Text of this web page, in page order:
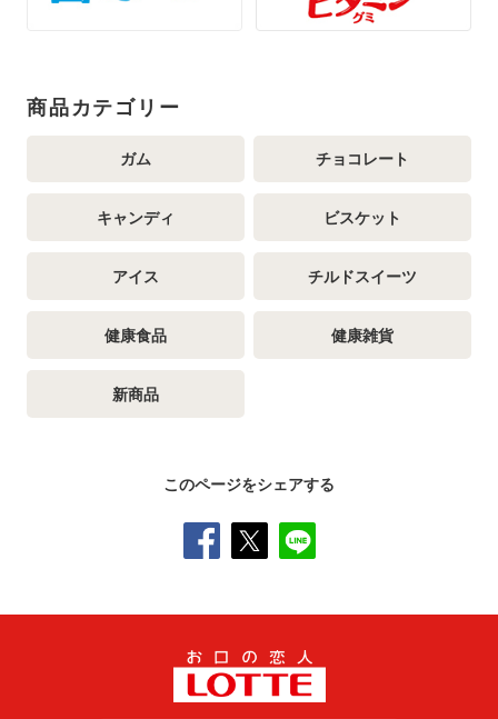
商品カテゴリー
ガム チョコレート
キャンディ ビスケット
アイス チルドスイーツ
健康食品 健康雑貨
新商品
このページをシェアする